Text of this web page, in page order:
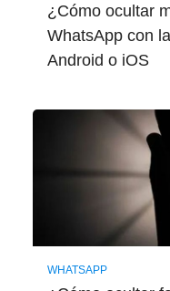
¿Cómo ocultar
WhatsApp con
Android o iOS
WHATSAPP